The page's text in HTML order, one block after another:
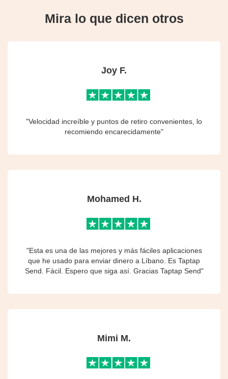
Mira lo que dicen otros
Joy F.
"Velocidad increíble y puntos de retiro convenientes, lo
recomiendo encarecidamente"
Mohamed H.
"Esta es una de las mejores y más fáciles aplicaciones
que he usado para enviar dinero a Líbano. Es Taptap
Send. Fácil. Espero que siga así. Gracias Taptap Send"
Mimi M.